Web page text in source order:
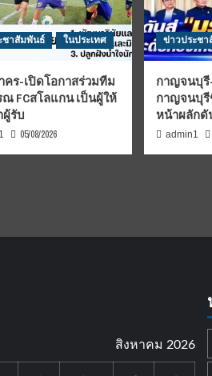
ชาสัมพันธ์ ในประเทศ
คร-เปิดโอกาสร่วมทีม
FCสโลแกน เป็นผู้ให้
ผู้รับ
05/08/2026
ข่าวประช
กาญจนบุรี
กาญจนบุรี
หน้าผลักดั
admin1
สิงหาคม 2026